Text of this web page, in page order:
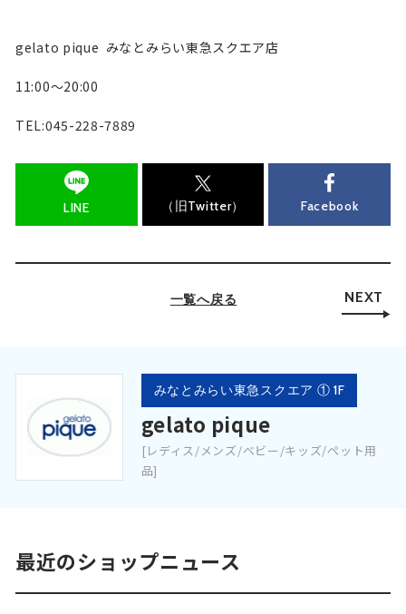
gelato pique みなとみらい東急スクエア店
11:00〜20:00
TEL:045-228-7889
LINE （旧Twitter） Facebook
一覧へ戻る NEXT
みなとみらい東急スクエア ① 1F
gelato pique
[レディス/メンズ/ベビー/キッズ/ペット用
品]
最近のショップニュース